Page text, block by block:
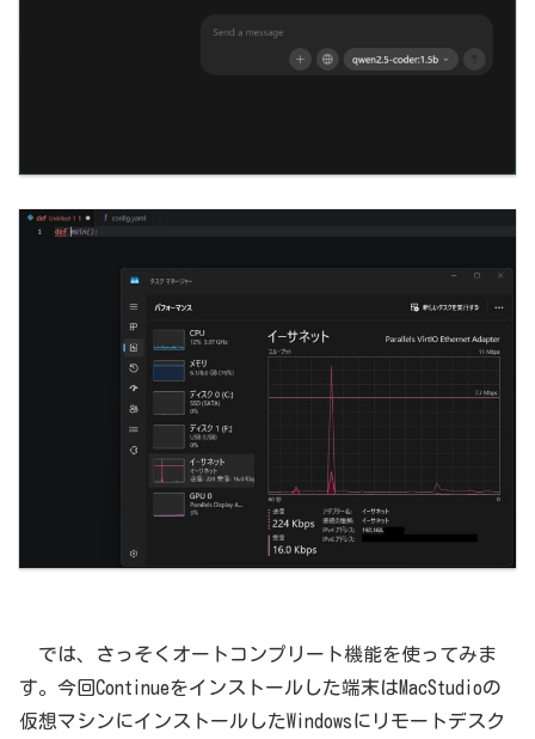
では、さっそくオートコンプリート機能を使ってみま
す。今回Continueをインストールした端末はMacStudioの
仮想マシンにインストールしたWindowsにリモートデスク